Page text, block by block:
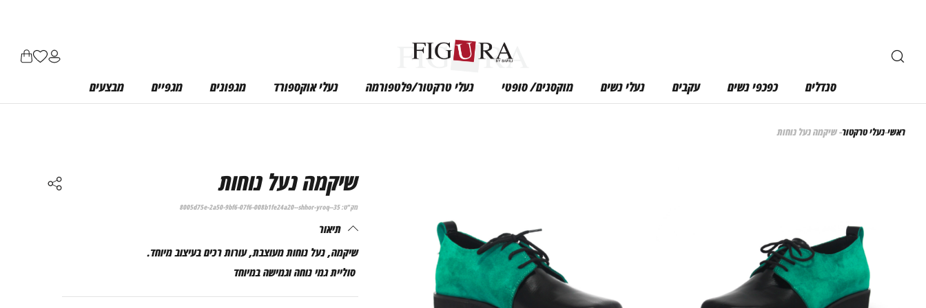
רשימת משאלותסל קניות
סנדלים כפכפי נשים עקבים נעלי נשים מוקסנים/ סופטי נעלי טרקטור/פלטפורמה נעלי אוקספורד מגפונים מגפיים מבצעים
ראשי-נעלי טרקטור- שיקמה נעל נוחות
שיקמה נעל נוחות
מק"ט:8005d75e-2a50-9bf6-07f6-008b1fe24a20--shhor-yroq--35
תיאור
שיקמה, נעל נוחות מעוצבת, עורות רכים בעיצוב מיוחד.
סוליית גמי נוחה וגמישה במיוחד